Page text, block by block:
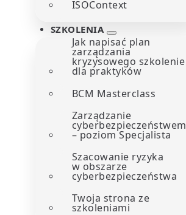
ISOContext
SZKOLENIA
Jak napisać plan
zarządzania
kryzysowego szkolenie
dla praktyków
BCM Masterclass
Zarządzanie
cyberbezpieczeństwem
– poziom Specjalista
Szacowanie ryzyka
w obszarze
cyberbezpieczeństwa
Twoja strona ze
szkoleniami